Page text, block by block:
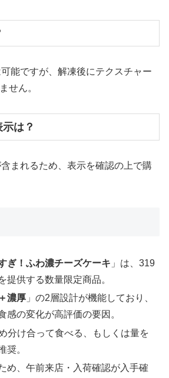
能ですが、解凍後にテクスチャー
せん。
は？
まれるため、表示を確認の上で購
ぎ！ふわ濃チーズケーキ 」は、319
提供する数量限定商品。
濃厚 」の2層設計が機能しており、
感の変化が高評価の要因。
分け合って食べる、もしくは量を
奨。
め、午前来店・入荷確認が入手確